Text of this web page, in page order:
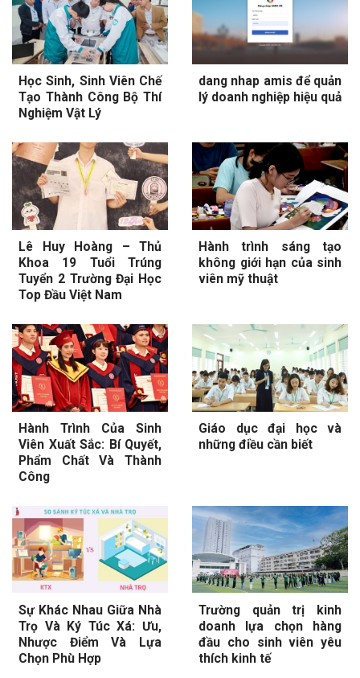
Học Sinh, Sinh Viên Chế
Tạo Thành Công Bộ Thí
Nghiệm Vật Lý
dang nhap amis để quản
lý doanh nghiệp hiệu quả
Lê Huy Hoàng – Thủ
Khoa 19 Tuổi Trúng
Tuyển 2 Trường Đại Học
Top Đầu Việt Nam
Hành trình sáng tạo
không giới hạn của sinh
viên mỹ thuật
Hành Trình Của Sinh
Viên Xuất Sắc: Bí Quyết,
Phẩm Chất Và Thành
Công
Giáo dục đại học và
những điều cần biết
Sự Khác Nhau Giữa Nhà
Trọ Và Ký Túc Xá: Ưu,
Nhược Điểm Và Lựa
Chọn Phù Hợp
Trường quản trị kinh
doanh lựa chọn hàng
đầu cho sinh viên yêu
thích kinh tế